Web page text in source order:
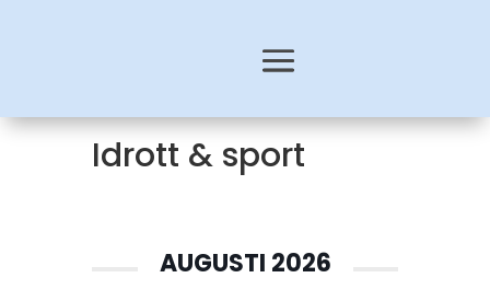
Idrott & sport
AUGUSTI 2026